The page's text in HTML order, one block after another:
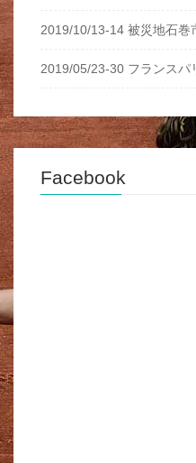
2019/10/13-14 被災地石巻
2019/05/23-30 フランスパ
Facebook